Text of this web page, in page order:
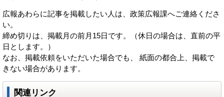
広報あわらに記事を掲載したい人は、政策広報課へご連絡くださ
い。
締め切りは、掲載月の前月15日です。（休日の場合は、直前の平
日とします。）
なお、掲載依頼をいただいた場合でも、 紙面の都合上、掲載で
きない場合があります。
関連リンク